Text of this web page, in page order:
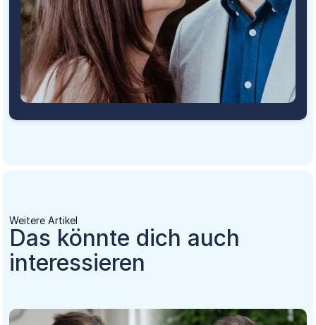
Weitere Artikel
Das könnte dich auch
interessieren